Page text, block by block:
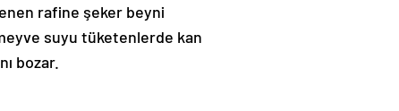
rafine şeker beyni
suyu tüketenlerde kan
bozar.